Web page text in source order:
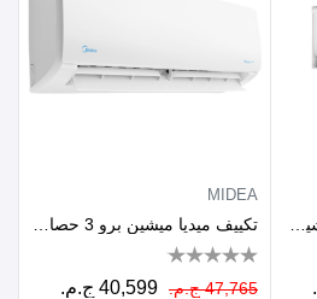
MIDEA
47,765 ج.م. 40,599 ج.م.